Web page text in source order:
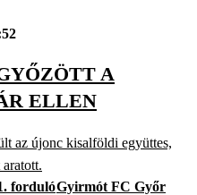
A
ELLEN
az újonc kisalföldi együttes,
fordulóGyirmót FC Győr